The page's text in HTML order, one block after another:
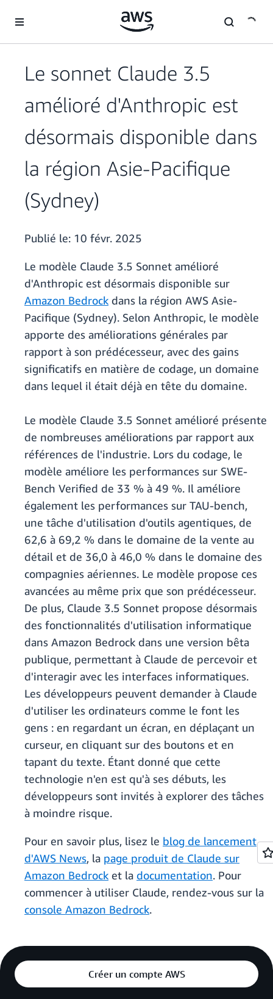
Le sonnet Claude 3.5
amélioré d'Anthropic est
désormais disponible dans
la région Asie-Pacifique
(Sydney)
Publié le: 10 févr. 2025
Le modèle Claude 3.5 Sonnet amélioré
d'Anthropic est désormais disponible sur
Amazon Bedrock dans la région AWS Asie-
Pacifique (Sydney). Selon Anthropic, le modèle
apporte des améliorations générales par
rapport à son prédécesseur, avec des gains
significatifs en matière de codage, un domaine
dans lequel il était déjà en tête du domaine.
Le modèle Claude 3.5 Sonnet amélioré présente
de nombreuses améliorations par rapport aux
références de l'industrie. Lors du codage, le
modèle améliore les performances sur SWE-
Bench Verified de 33 % à 49 %. Il améliore
également les performances sur TAU-bench,
une tâche d'utilisation d'outils agentiques, de
62,6 à 69,2 % dans le domaine de la vente au
détail et de 36,0 à 46,0 % dans le domaine des
compagnies aériennes. Le modèle propose ces
avancées au même prix que son prédécesseur.
De plus, Claude 3.5 Sonnet propose désormais
des fonctionnalités d'utilisation informatique
dans Amazon Bedrock dans une version bêta
publique, permettant à Claude de percevoir et
d'interagir avec les interfaces informatiques.
Les développeurs peuvent demander à Claude
d'utiliser les ordinateurs comme le font les
gens : en regardant un écran, en déplaçant un
curseur, en cliquant sur des boutons et en
tapant du texte. Étant donné que cette
technologie n'en est qu'à ses débuts, les
développeurs sont invités à explorer des tâches
à moindre risque.
Pour en savoir plus, lisez le blog de lancement
d'AWS News, la page produit de Claude sur
Amazon Bedrock et la documentation. Pour
commencer à utiliser Claude, rendez-vous sur la
console Amazon Bedrock.
Créer un compte AWS